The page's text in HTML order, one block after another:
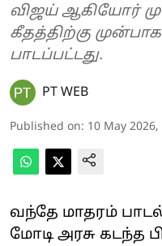
விஜய் ஆகியோர்
கீதத்திற்கு
பாடப்பட்டது.
PT WEB
Published on: 10 May 2026,
வந்தே மாதரம்
மோடி அரசு கடந்த